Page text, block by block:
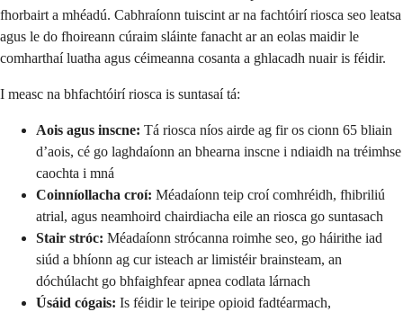
fhorbairt a mhéadú. Cabhraíonn tuiscint ar na fachtóirí riosca seo leatsa
agus le do fhoireann cúraim sláinte fanacht ar an eolas maidir le
comharthaí luatha agus céimeanna cosanta a ghlacadh nuair is féidir.
I measc na bhfachtóirí riosca is suntasaí tá:
Aois agus inscne: Tá riosca níos airde ag fir os cionn 65 bliain
d’aois, cé go laghdaíonn an bhearna inscne i ndiaidh na tréimhse
caochta i mná
Coinníollacha croí: Méadaíonn teip croí comhréidh, fhibriliú
atrial, agus neamhoird chairdiacha eile an riosca go suntasach
Stair stróc: Méadaíonn strócanna roimhe seo, go háirithe iad
siúd a bhíonn ag cur isteach ar limistéir brainsteam, an
dóchúlacht go bhfaighfear apnea codlata lárnach
Úsáid cógais: Is féidir le teiripe opioid fadtéarmach,